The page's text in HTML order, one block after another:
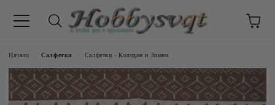
Начало Салфетки Салфетки - Коледни и Зимни